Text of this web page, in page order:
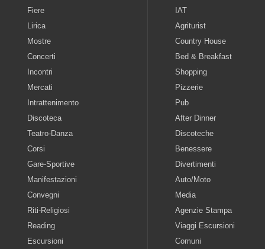
Fiere
Lirica
Mostre
Concerti
Incontri
Mercati
Intrattenimento
Discoteca
Teatro-Danza
Corsi
Gare-Sportive
Manifestazioni
Convegni
Riti-Religiosi
Reading
Escursioni
IAT
Agriturist
Country House
Bed & Breakfast
Shopping
Pizzerie
Pub
After Dinner
Discoteche
Benessere
Divertimenti
Auto/Moto
Media
Agenzie Stampa
Viaggi Escursioni
Comuni